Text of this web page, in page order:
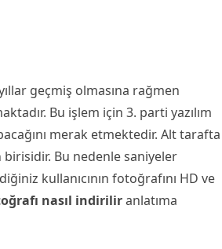
geçmiş olmasına rağmen
Bu işlem için 3. parti yazılım
merak etmektedir. Alt tarafta
Bu nedenle saniyeler
kullanıcının fotoğrafını HD ve
nasıl indiriliranlatıma